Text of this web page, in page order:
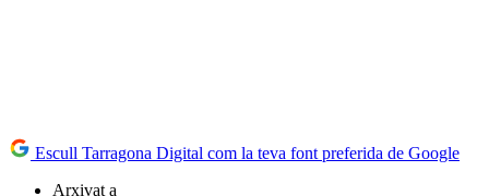
Escull Tarragona Digital com la teva font preferida de Google
Arxivat a